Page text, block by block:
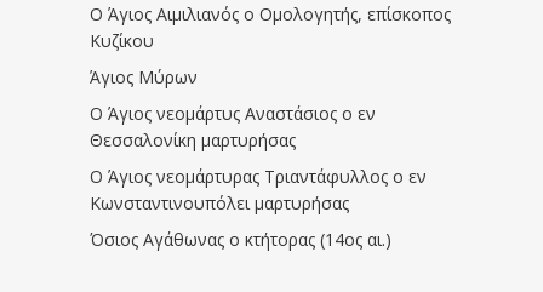
Ο Άγιος Αιμιλιανός ο Ομολογητής, επίσκοπος
Κυζίκου
Άγιος Μύρων
Ο Άγιος νεομάρτυς Αναστάσιος ο εν
Θεσσαλονίκη μαρτυρήσας
Ο Άγιος νεομάρτυρας Τριαντάφυλλος ο εν
Κωνσταντινουπόλει μαρτυρήσας
Όσιος Αγάθωνας ο κτήτορας (14ος αι.)